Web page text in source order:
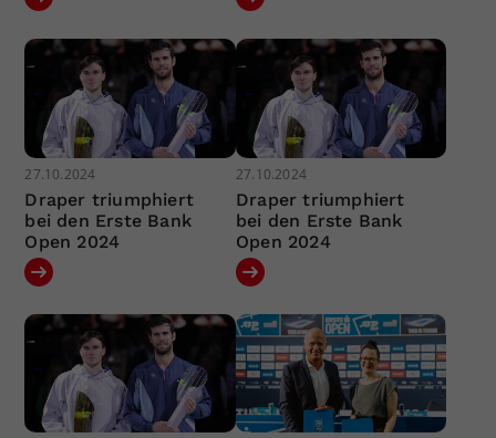
27.10.2024
Draper triumphiert
bei den Erste Bank
Open 2024
27.10.2024
Draper triumphiert
bei den Erste Bank
Open 2024